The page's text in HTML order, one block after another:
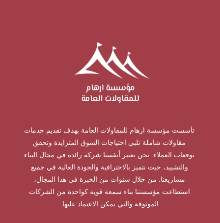
تأسست مؤسسة ارهام للمقاولات العامة بهدف تقديم خدمات
مقاولات شاملة تلبي احتياجات السوق المتزايدة وتحقق
توقعات العملاء. نحن نعتبر أنفسنا شركة رائدة في مجال البناء
والتشييد، حيث نتميز بالاحترافية والجودة العالية في جميع
مشاريعنا. من خلال سنوات من الخبرة في هذا المجال،
استطاعت مؤسستنا بناء سمعة قوية كواحدة من الشركات
الموثوقة والتي يمكن الاعتماد عليها.